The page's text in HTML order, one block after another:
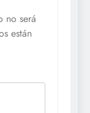
no será
están